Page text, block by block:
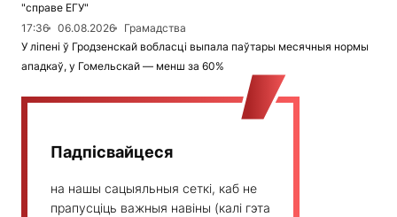
"справе ЕГУ"
17:36
06.08.2026
Грамадства
У ліпені ў Гродзенскай вобласці выпала паўтары месячныя нормы
ападкаў, у Гомельскай — менш за 60%
Падпісвайцеся
на нашы сацыяльныя сеткі, каб не
прапусціць важныя навіны (калі гэта